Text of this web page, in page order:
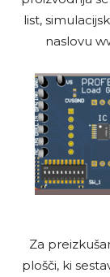
list,
naslovu
Za
plošči, ki